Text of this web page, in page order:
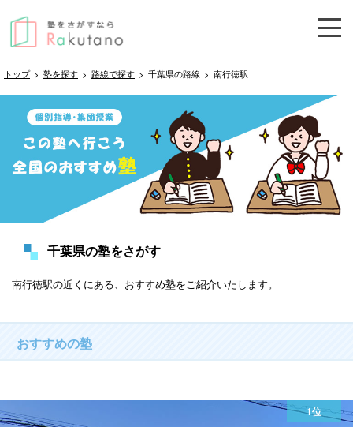
トップ > 塾を探す > 路線で探す > 千葉県の路線 > 南行徳駅
千葉県の塾をさがす
南行徳駅の近くにある、おすすめ塾をご紹介いたします。
おすすめの塾
1位